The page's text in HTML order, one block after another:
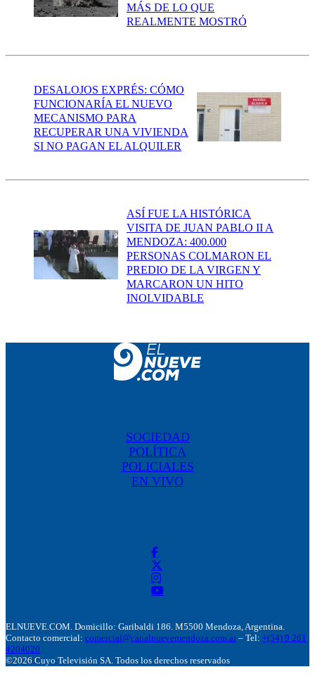
MÁS DE LO QUE
REALMENTE MOSTRÓ
DESALOJOS EXPRÉS: CÓMO
FUNCIONARÍA EL NUEVO
MECANISMO PARA
RECUPERAR UNA VIVIENDA
SI NO PAGAN EL ALQUILER
ASÍ FUE LA HISTÓRICA
VISITA DE JUAN PABLO II A
MENDOZA: 400.000
PERSONAS COLMARON EL
PREDIO DE LA VIRGEN Y
MARCARON UN HITO
INOLVIDABLE
SOCIEDAD
POLÍTICA
POLICIALES
EN VIVO
ELNUEVE.COM. Domicillo: Garibaldi 186. M5500 Mendoza, Argentina.
Contacto comercial: comercial@canalnuevemendoza.com.ar – Tel: +(54) 9 261
4204020
©2026 Cuyo Televisión SA. Todos los derechos reservados